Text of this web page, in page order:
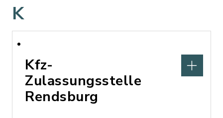
K
Kfz-
Zulassungsstelle
Rendsburg